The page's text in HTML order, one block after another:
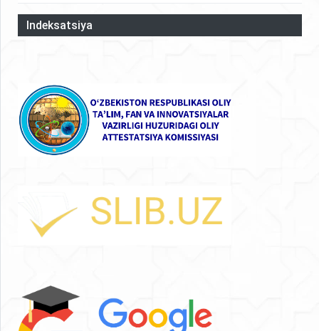
Indeksatsiya